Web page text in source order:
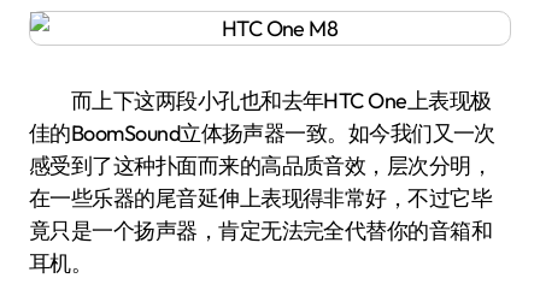
而上下这两段小孔也和去年HTC One上表现极
佳的BoomSound立体扬声器一致。如今我们又一次
感受到了这种扑面而来的高品质音效，层次分明，
在一些乐器的尾音延伸上表现得非常好，不过它毕
竟只是一个扬声器，肯定无法完全代替你的音箱和
耳机。